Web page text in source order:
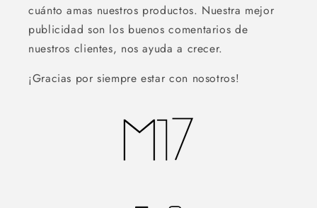
cuánto amas nuestros productos. Nuestra mejor
publicidad son los buenos comentarios de
nuestros clientes, nos ayuda a crecer.
¡Gracias por siempre estar con nosotros!